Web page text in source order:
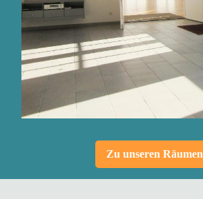
Zu unseren Räumen